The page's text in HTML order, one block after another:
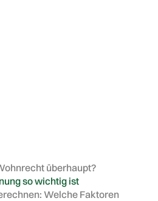
überhaupt?
so wichtig ist
Welche Faktoren